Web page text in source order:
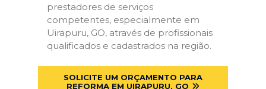
prestadores de serviços
competentes, especialmente em
Uirapuru, GO, através de profissionais
qualificados e cadastrados na região.
SOLICITE UM ORÇAMENTO PARA
REFORMA EM UIRAPURU, GO